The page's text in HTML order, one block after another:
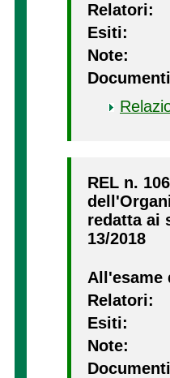
Relatori:
Esiti:
Note:
REL n.
redatta ai
13/2018
All'esame
Relatori:
Esiti:
Note: